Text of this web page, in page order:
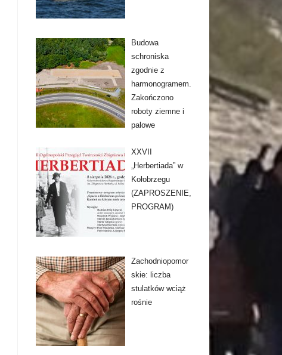
Budowa
schroniska
zgodnie z
harmonogramem.
Zakończono
roboty ziemne i
palowe
XXVII
„Herbertiada” w
Kołobrzegu
(ZAPROSZENIE,
PROGRAM)
Zachodniopomor
skie: liczba
stulatków wciąż
rośnie